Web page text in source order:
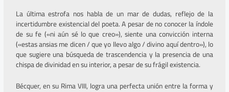
La última estrofa nos habla de un mar de dudas, reflejo de la
incertidumbre existencial del poeta. A pesar de no conocer la índole
de su fe («ni aún sé lo que creo»), siente una convicción interna
(«estas ansias me dicen / que yo llevo algo / divino aquí dentro»), lo
que sugiere una búsqueda de trascendencia y la presencia de una
chispa de divinidad en su interior, a pesar de su frágil existencia.
Bécquer, en su Rima VIII, logra una perfecta unión entre la forma y